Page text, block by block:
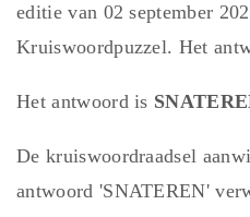
editie van 02 september
Kruiswoordpuzzel. Het
Het antwoord is
De kruiswoordraadsel
antwoord 'SNATEREN'